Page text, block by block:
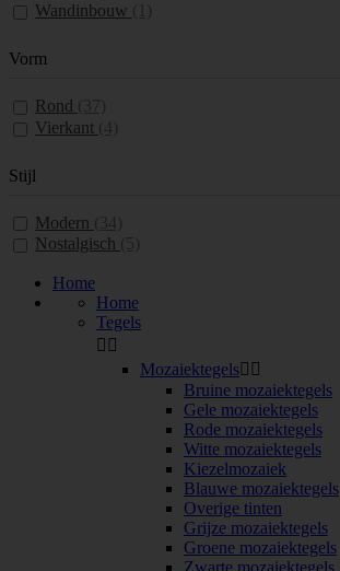
Wandinbouw
Vorm
Rond
Vierkant
Stijl
Modern
Nostalgisch
Home
Home
Tegels
 
Mozaiektegels 
Bruine mozaiektegels
Gele mozaiektegels
Rode mozaiektegels
Witte mozaiektegels
Kiezelmozaiek
Blauwe mozaiektegels
Overige tinten
Grijze mozaiektegels
Groene mozaiektegels